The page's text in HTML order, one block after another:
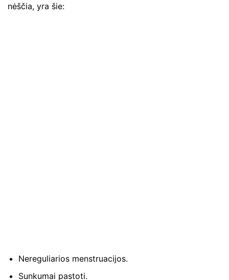
nėščia, yra šie:
Nereguliarios menstruacijos.
Sunkumai pastoti.